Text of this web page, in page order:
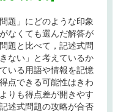
題」にどのような印象
なくても選んだ解答が
題と比べて，記述式問
ない」と考えているか
いる用語や情報を記憶
点できる可能性はきわ
りも得点差が開きやす
述式問題の攻略が合否